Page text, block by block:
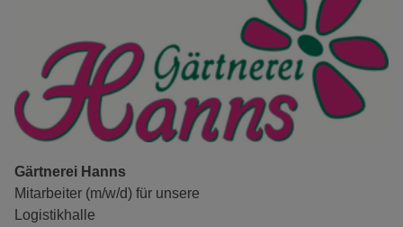
Gärtnerei Hanns
Mitarbeiter (m/w/d) für unsere
Logistikhalle